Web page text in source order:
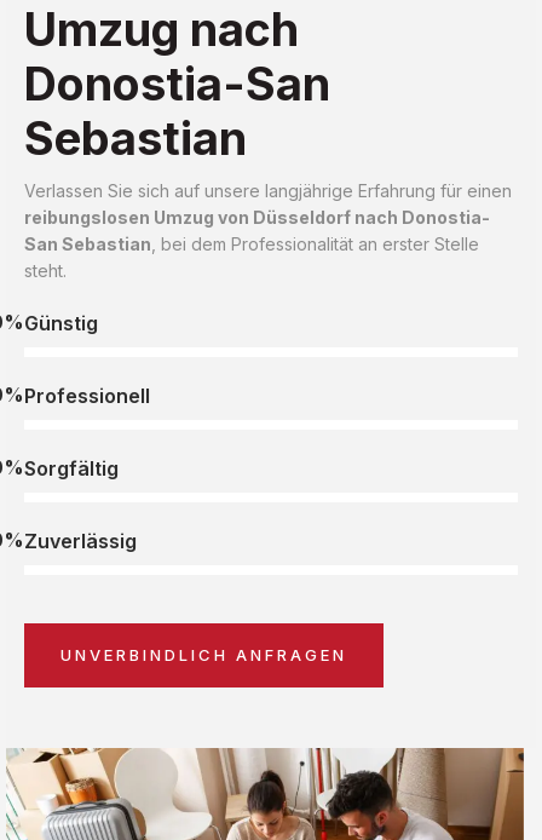
Umzug nach
Donostia-San
Sebastian
Verlassen Sie sich auf unsere langjährige Erfahrung für einen
reibungslosen Umzug von Düsseldorf nach Donostia-
San Sebastian , bei dem Professionalität an erster Stelle
steht.
Günstig
Professionell
Sorgfältig
Zuverlässig
UNVERBINDLICH ANFRAGEN